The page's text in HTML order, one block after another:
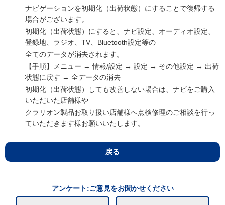
ナビゲーションを初期化（出荷状態）にすることで復帰する
場合がございます。
初期化（出荷状態）にすると、ナビ設定、オーディオ設定、
登録地、ラジオ、TV、Bluetooth設定等の
全てのデータが消去されます。
【手順】メニュー → 情報/設定 → 設定 → その他設定 → 出荷
状態に戻す → 全データの消去
初期化（出荷状態）しても改善しない場合は、ナビをご購入
いただいた店舗様や
クラリオン製品お取り扱い店舗様へ点検修理のご相談を行っ
ていただきます様お願いいたします。
戻る
アンケート:ご意見をお聞かせください